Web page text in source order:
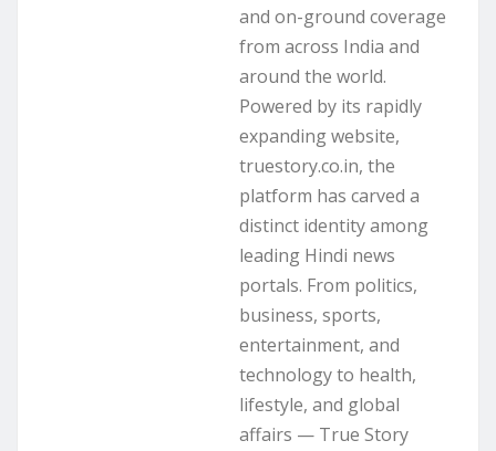
and on-ground coverage
from across India and
around the world.
Powered by its rapidly
expanding website,
truestory.co.in, the
platform has carved a
distinct identity among
leading Hindi news
portals. From politics,
business, sports,
entertainment, and
technology to health,
lifestyle, and global
affairs — True Story